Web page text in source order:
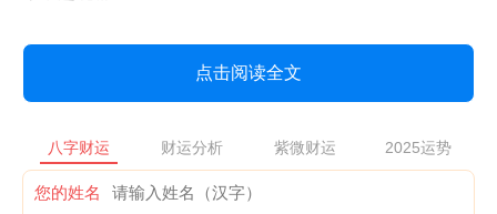
点击阅读全文
八字财运 财运分析 紫微财运 2025运势
您的姓名